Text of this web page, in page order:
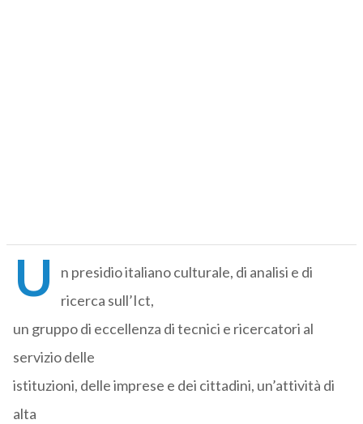
U
n presidio italiano culturale, di analisi e di
ricerca sull’Ict,
un gruppo di eccellenza di tecnici e ricercatori al
servizio delle
istituzioni, delle imprese e dei cittadini, un’attività di
alta